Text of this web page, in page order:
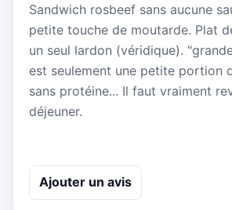
Sandwich rosbeef sans aucune
petite touche de moutarde. Plat
un seul lardon (véridique).
est seulement une petite portion
sans protéine... Il faut vraiment
déjeuner.
Ajouter un avis